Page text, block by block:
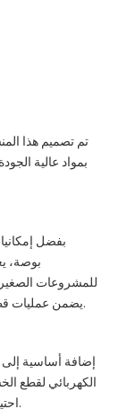
تم تصميم هذا
بمواد عالية
بوصة،
للمشروعات
يضمن عمليات قطع دقيقة وسلسة في كل مرة.
إضافة أساسية إلى
الكهربائي لقطع
احتياجات قطع الأخشاب الخاصة بك.